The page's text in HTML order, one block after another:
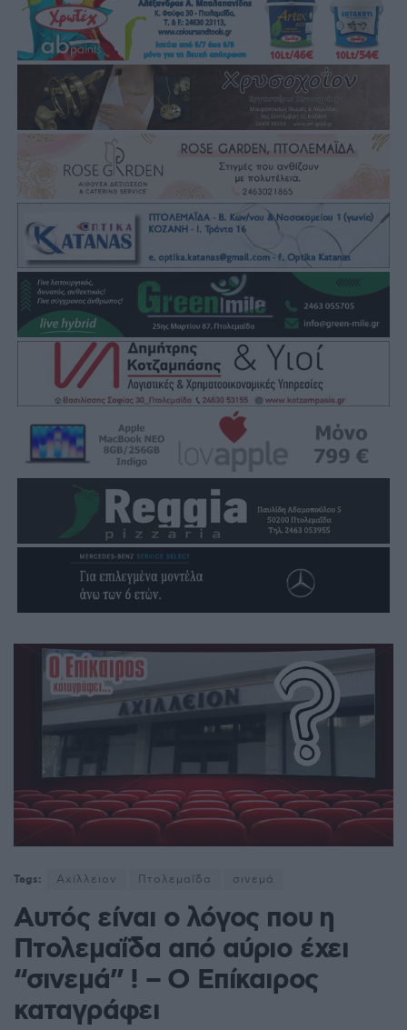
Tags: Αχίλλειον Πτολεμαΐδα σινεμά
Αυτός είναι ο λόγος που η
Πτολεμαΐδα από αύριο έχει
“σινεμά” ! – Ο Επίκαιρος
καταγράφει